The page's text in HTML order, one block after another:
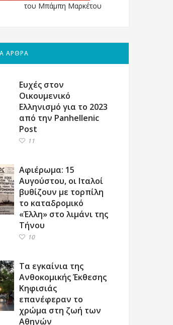
του Μπάμπη Μαρκέτου
ΑΡΘΡΑ
Ευχές στον
Οικουμενικό
Ελληνισμό για το 2023
από την Panhellenic
Post
11
Αφιέρωμα: 15
Αυγούστου, οι Ιταλοί
βυθίζουν με τορπίλη
το καταδρομικό
«Έλλη» στο λιμάνι της
Τήνου
10
Τα εγκαίνια της
Ανθοκομικής Έκθεσης
Κηφισιάς
επανέφεραν το
χρώμα στη ζωή των
Αθηνών